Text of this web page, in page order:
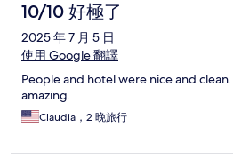
10/10 好極了
2025 年 7 月 5 日
使用 Google 翻譯
People and hotel were nice and
amazing.
Claudia，2 晚旅行